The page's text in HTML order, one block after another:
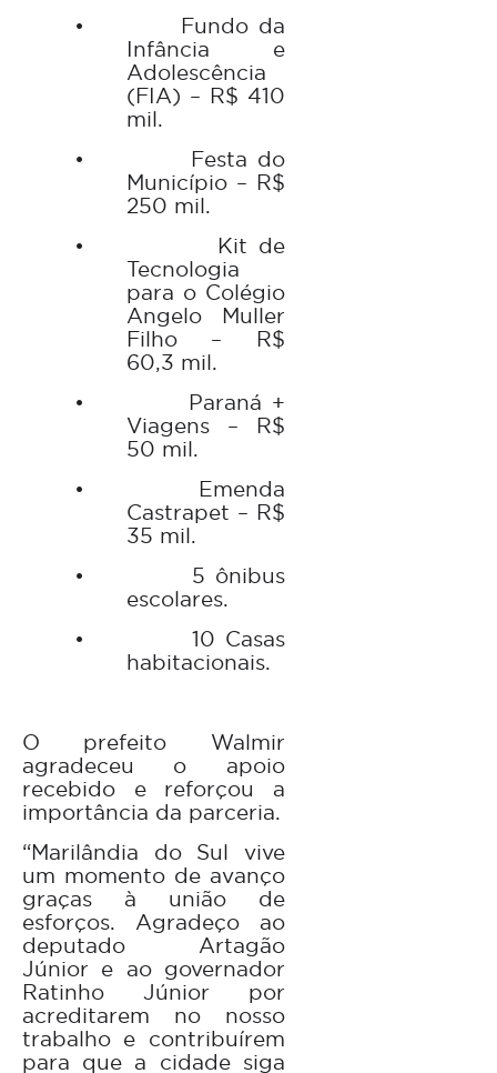
•
Fundo da
Infância e
Adolescência
(FIA) – R$ 410
mil.
•
Festa do
Município – R$
250 mil.
•
Kit de
Tecnologia
para o Colégio
Angelo Muller
Filho – R$
60,3 mil.
•
Paraná +
Viagens – R$
50 mil.
•
Emenda
Castrapet – R$
35 mil.
•
5 ônibus
escolares.
•
10 Casas
habitacionais.
O prefeito Walmir
agradeceu o apoio
recebido e reforçou a
importância da parceria.
“Marilândia do Sul vive
um momento de avanço
graças à união de
esforços. Agradeço ao
deputado Artagão
Júnior e ao governador
Ratinho Júnior por
acreditarem no nosso
trabalho e contribuírem
para que a cidade siga